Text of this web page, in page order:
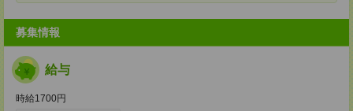
募集情報
給与
時給1700円